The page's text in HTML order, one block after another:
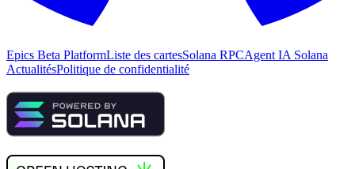
Epics Beta PlatformListe des cartesSolana RPCAgent IA Solana
ActualitésPolitique de confidentialité